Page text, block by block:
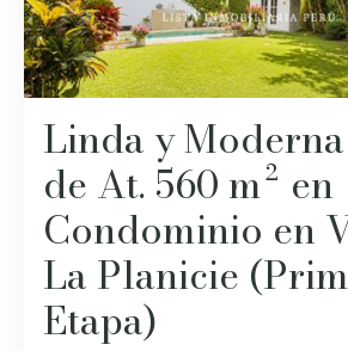
Linda y
de At. 560 m² en
Condominio en
La Planicie
Etapa)